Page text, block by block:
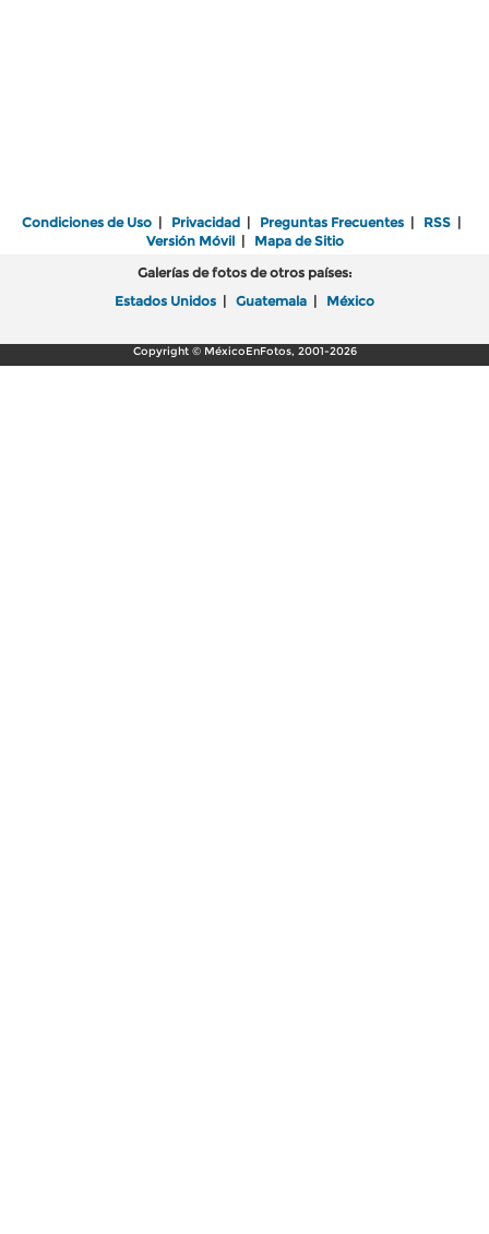
Condiciones de Uso | Privacidad | Preguntas Frecuentes | RSS |
Versión Móvil| Mapa de Sitio
Galerías de fotos de otros países:
Estados Unidos | Guatemala | México
Copyright © MéxicoEnFotos, 2001-2026